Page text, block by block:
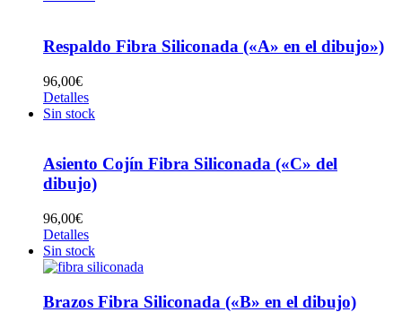
Respaldo Fibra Siliconada («A» en el dibujo»)
96,00€
Detalles
Sin stock
Asiento Cojín Fibra Siliconada («C» del
dibujo)
96,00€
Detalles
Sin stock
Brazos Fibra Siliconada («B» en el dibujo)